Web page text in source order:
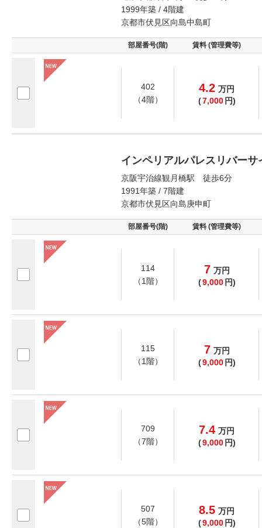
1999年築 / 4階建
京都市伏見区向島中島町
部屋番号(階) 賃料 (管理費等)
402
（4階）
4.2 万円
(7,000 円)
インペリアルパレスリバーサ
京阪宇治線観月橋駅 徒歩6分
1991年築 / 7階建
京都市伏見区向島庚申町
部屋番号(階) 賃料 (管理費等)
114
（1階）
7 万円
(9,000 円)
115
（1階）
7 万円
(9,000 円)
709
（7階）
7.4 万円
(9,000 円)
507
（5階）
8.5 万円
(9,000 円)